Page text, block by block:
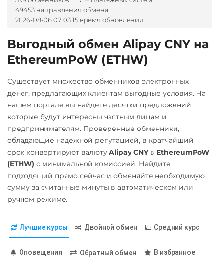
Tether Gold (XAUt)
Tezos (XTZ)
Tron (TRX)
TrueUSD (TUSD)
ERC20
Uniswap (UNI)
ERC20
USD Coin (USDC)
ERC20 BEP20
Polygon
ARB
OP
BASE
Utopia USD (UUSD)
VeChain (VET)
NOK
А-Банк UAH
Альфа-Банк
Беларусбанк BYN
ВТБ Банк RUB
Газпромбанк RUB
Евразийский Банк KZT
ЕРИП Расчет BYN
Любой банк
49453 направления обмена
2026-08-06 07:03:15 время обновления
Выгодный обмен Alipay CNY на
EthereumPoW (ETHW)
Существует множество обменников электронных
денег, предлагающих клиентам выгодные условия. На
нашем портале вы найдете десятки предложений,
которые будут интересны частным лицам и
предпринимателям. Проверенные обменники,
обладающие надежной репутацией, в кратчайший
срок конвертируют валюту Alipay CNYв EthereumPoW
(ETHW) с минимальной комиссией. Найдите
подходящий прямо сейчас и обменяйте необходимую
сумму за считанные минуты в автоматическом или
ручном режиме.
Лучшие курсы Двойной обмен Средний курс
Оповещения Обратный обмен В избранное